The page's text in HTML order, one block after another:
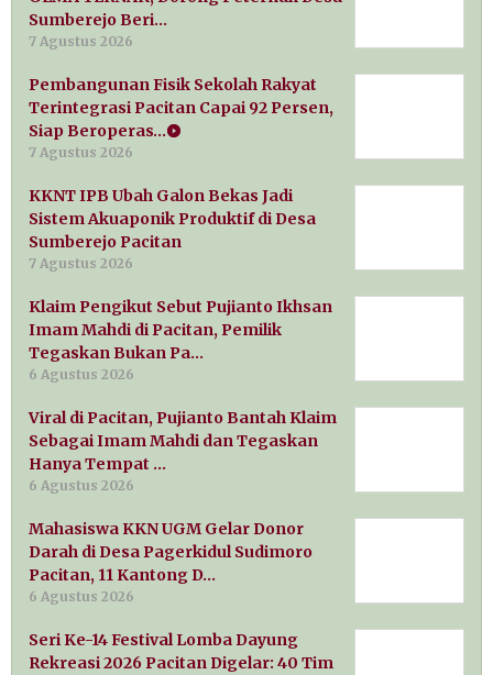
Sumberejo Beri…
7 Agustus 2026
Pembangunan Fisik Sekolah Rakyat
Terintegrasi Pacitan Capai 92 Persen,
Siap Beroperas…
7 Agustus 2026
KKNT IPB Ubah Galon Bekas Jadi
Sistem Akuaponik Produktif di Desa
Sumberejo Pacitan
7 Agustus 2026
Klaim Pengikut Sebut Pujianto Ikhsan
Imam Mahdi di Pacitan, Pemilik
Tegaskan Bukan Pa…
6 Agustus 2026
Viral di Pacitan, Pujianto Bantah Klaim
Sebagai Imam Mahdi dan Tegaskan
Hanya Tempat …
6 Agustus 2026
Mahasiswa KKN UGM Gelar Donor
Darah di Desa Pagerkidul Sudimoro
Pacitan, 11 Kantong D…
6 Agustus 2026
Seri Ke-14 Festival Lomba Dayung
Rekreasi 2026 Pacitan Digelar: 40 Tim